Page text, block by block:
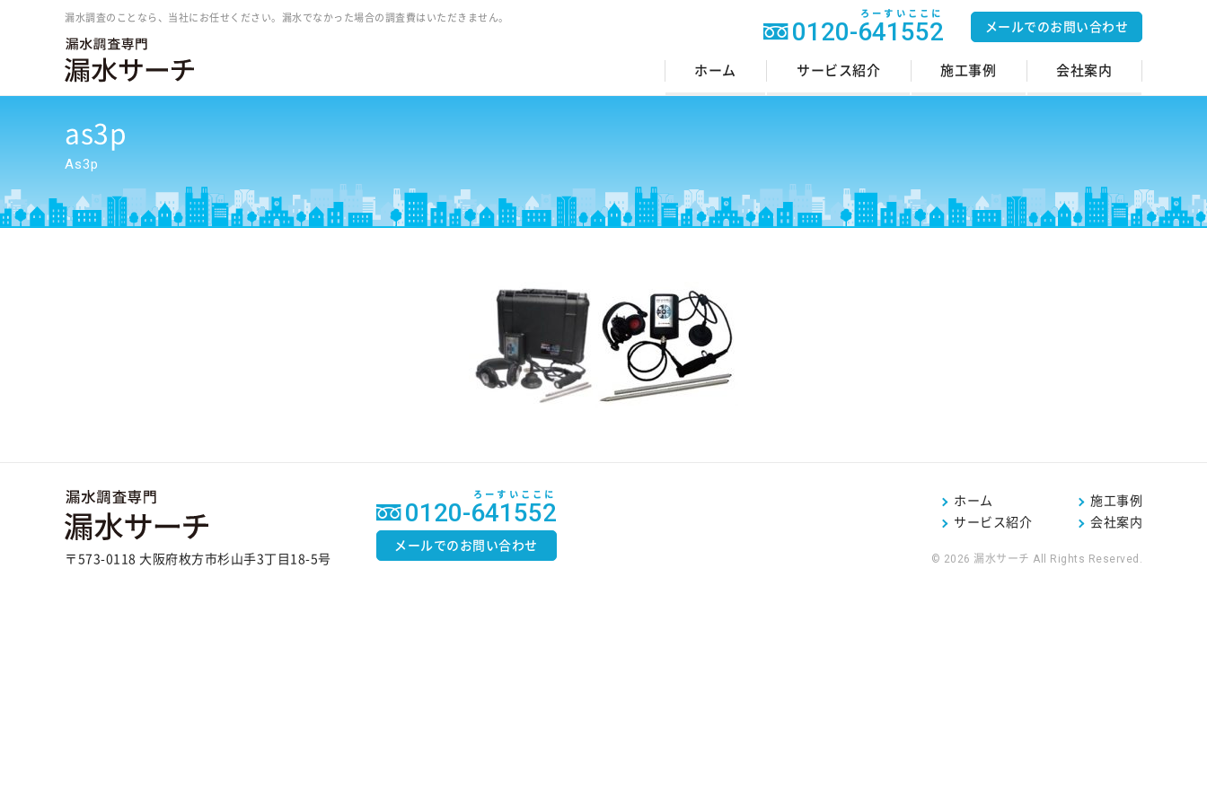
漏水調査のことなら、当社にお任せください。漏水でなかった場合の調査費はいただきません。 0120-641552
ろーすいここに
メールでのお問い合わせ
ホーム サービス紹介 施工事例 会社案内
as3p
As3p
〒573-0118 大阪府枚方市杉山手3丁目18-5号
0120-641552
ろーすいここに
メールでのお問い合わせ
ホーム
サービス紹介
施工事例
会社案内
© 2026 漏水サーチ All Rights Reserved.